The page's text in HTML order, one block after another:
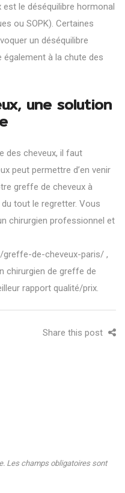
le déséquilibre hormonal
ou SOPK). Certaines
un déséquilibre
à la chute des
une solution
des cheveux, il faut
peut permettre d’en venir
greffe de cheveux à
tout le regretter. Vous
chirurgien professionnel et
greffe-de-cheveux-paris/ ,
chirurgien de greffe de
rapport qualité/prix.
Share this post
Les champs obligatoires sont